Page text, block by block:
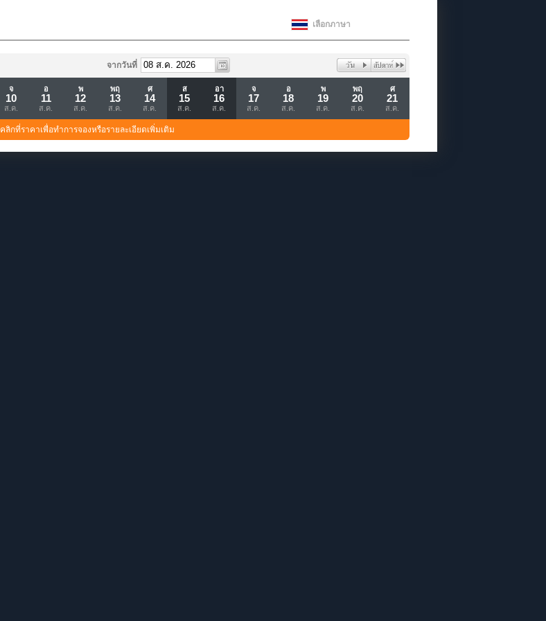
เลือกภาษา
จากวันที่
จ
10
ส.ค.
อ
11
ส.ค.
พ
12
ส.ค.
พฤ
13
ส.ค.
ศ
14
ส.ค.
ส
15
ส.ค.
อา
16
ส.ค.
จ
17
ส.ค.
อ
18
ส.ค.
พ
19
ส.ค.
พฤ
20
ส.ค.
ศ
21
ส.ค.
คลิกที่ราคาเพื่อทำการจองหรือรายละเอียดเพิ่มเติม